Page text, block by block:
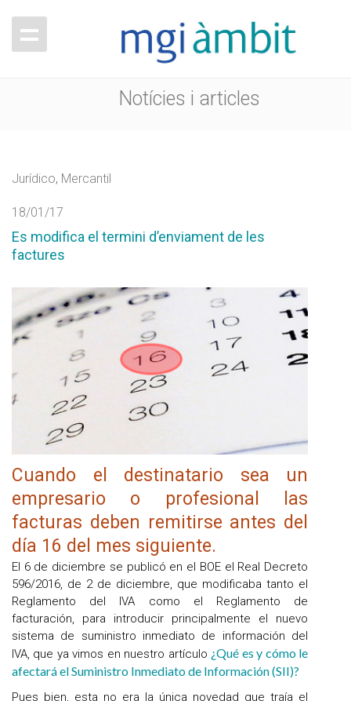
Notícies i articles
Jurídico, Mercantil
18/01/17
Es modifica el termini d’enviament de les
factures
Cuando el destinatario sea un
empresario o profesional las
facturas deben remitirse antes del
día 16 del mes siguiente.
El 6 de diciembre se publicó en el BOE el Real Decreto
596/2016, de 2 de diciembre, que modificaba tanto el
Reglamento del IVA como el Reglamento de
facturación, para introducir principalmente el nuevo
sistema de suministro inmediato de información del
IVA, que ya vimos en nuestro artículo¿Qué es y cómo le
afectará el Suministro Inmediato de Información (SII)?
Pues bien, esta no era la única novedad que traía el